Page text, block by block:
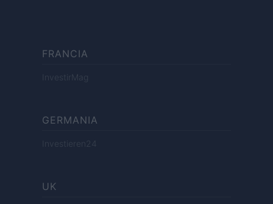
FRANCIA
InvestirMag
GERMANIA
Investieren24
UK